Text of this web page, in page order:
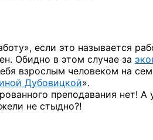
если это называется
Обидно в этом случае за
взрослым человеком на
Дубовицкой».
преподавания нет!
не стыдно?!